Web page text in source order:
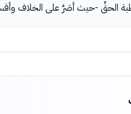
الحقِّ -حيث أصَرَّ على الخلاف